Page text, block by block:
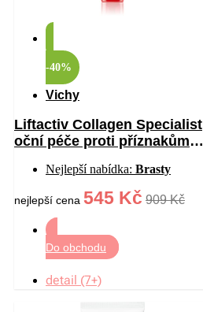
-40%
Vichy
Liftactiv Collagen Specialist
oční péče proti příznakům
Nejlepší nabídka: Brasty
nejlepší cena 545 Kč 909 Kč
Do obchodu
detail (7+)